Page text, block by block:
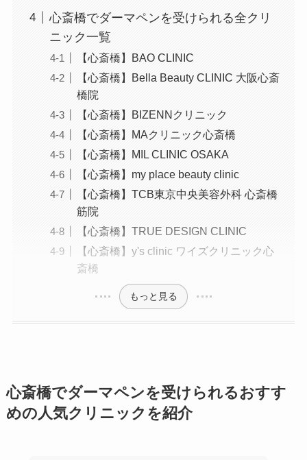
心斎橋でダーマペンを受けられる全クリ
ニック一覧
【心斎橋】BAO CLINIC
【心斎橋】Bella Beauty CLINIC 大阪心斎
橋院
【心斎橋】BIZENNクリニック
【心斎橋】MAクリニック心斎橋
【心斎橋】MIL CLINIC OSAKA
【心斎橋】my place beauty clinic
【心斎橋】TCB東京中央美容外科 心斎橋
筋院
【心斎橋】TRUE DESIGN CLINIC
【心斎橋】y's clinic ワイズクリニック心
斎橋
もっと見る
心斎橋でダーマペンを受けられるおすす
めの人気クリニックを紹介